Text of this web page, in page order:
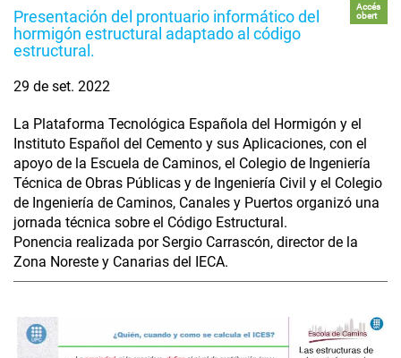
Presentación del prontuario informático del
hormigón estructural adaptado al código
estructural.
Accés
obert
29 de set. 2022
La Plataforma Tecnológica Española del Hormigón y el
Instituto Español del Cemento y sus Aplicaciones, con el
apoyo de la Escuela de Caminos, el Colegio de Ingeniería
Técnica de Obras Públicas y de Ingeniería Civil y el Colegio
de Ingeniería de Caminos, Canales y Puertos organizó una
jornada técnica sobre el Código Estructural.
Ponencia realizada por Sergio Carrascón, director de la
Zona Noreste y Canarias del IECA.